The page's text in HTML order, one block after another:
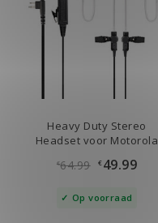
Heavy Duty Stereo
Headset voor Motorola
€64.99 €49.99
Op voorraad